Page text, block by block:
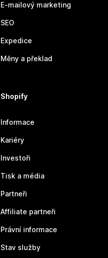
E-mailový marketing
SEO
Expedice
Měny a překlad
Shopify
Informace
Kariéry
Investoři
Tisk a média
Partneři
Affiliate partneři
Právní informace
Stav služby